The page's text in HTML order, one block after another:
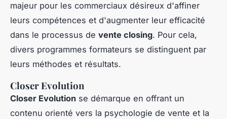
majeur pour les commerciaux désireux d'affiner
leurs compétences et d'augmenter leur efficacité
dans le processus de vente closing. Pour cela,
divers programmes formateurs se distinguent par
leurs méthodes et résultats.
Closer Evolution
Closer Evolution se démarque en offrant un
contenu orienté vers la psychologie de vente et la